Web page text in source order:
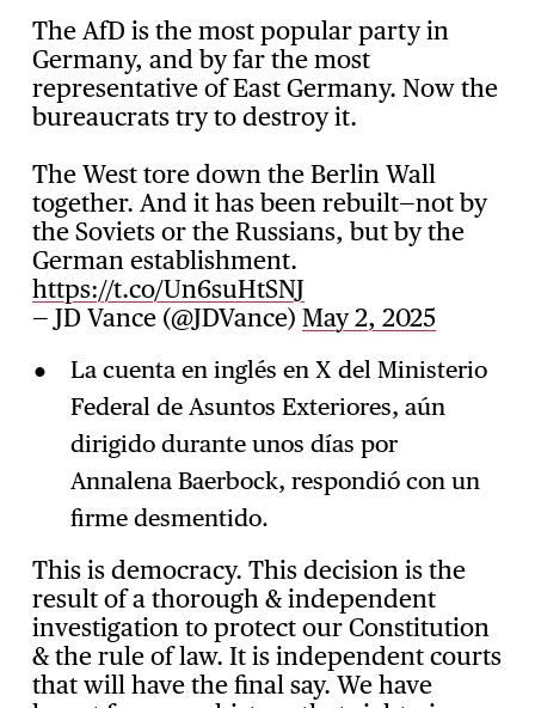
The AfD is the most popular party in
Germany, and by far the most
representative of East Germany. Now the
bureaucrats try to destroy it.
The West tore down the Berlin Wall
together. And it has been rebuilt—not by
the Soviets or the Russians, but by the
German establishment.
https://t.co/Un6suHtSNJ
— JD Vance (@JDVance)May 2, 2025
La cuenta en inglés en X del Ministerio
Federal de Asuntos Exteriores, aún
dirigido durante unos días por
Annalena Baerbock, respondió con un
firme desmentido.
This is democracy. This decision is the
result of a thorough & independent
investigation to protect our Constitution
& the rule of law. It is independent courts
that will have the final say. We have